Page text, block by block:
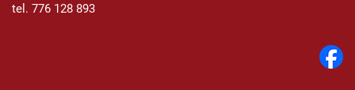
tel. 776 128 893